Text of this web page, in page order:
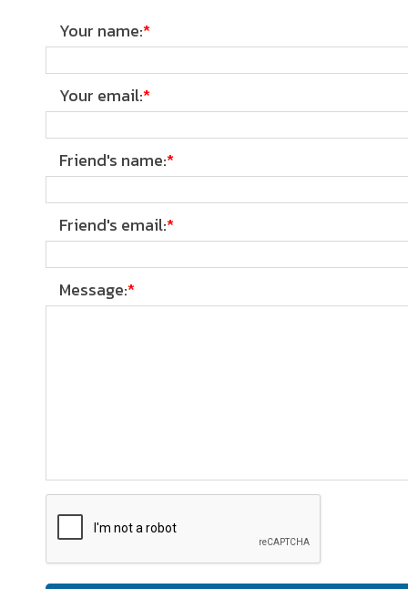
Your name:*
Your email:*
Friend's name:*
Friend's email:*
Message:*